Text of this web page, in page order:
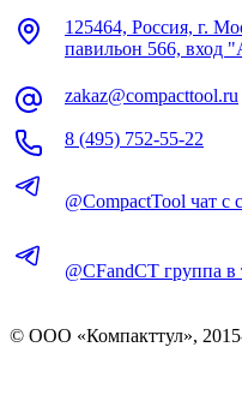
125464, Россия, г.
павильон 566, вход
zakaz@compacttool.ru
8 (495) 752-55-22
@CompactTool чат с
@CFandCT группа в
© OOO «Компакттул»,